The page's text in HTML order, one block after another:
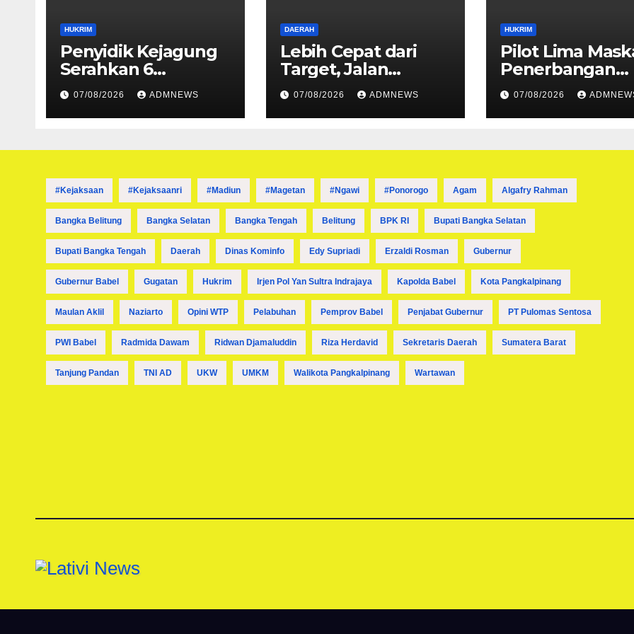
HUKRIM
Penyidik Kejagung
Serahkan 6
Tersangka dan
Barang Bukti
Perkara Korupsi
Jakarta Pusat
07/08/2026 ADMNEWS
DAERAH
Lebih Cepat dari
Target, Jalan
Veteran Sungai
Lulut Dibuka
07/08/2026 ADMNEWS
HUKRIM
Pilot Lima
Penerbangan
Diancam
Mati OPM
07/08/2026
#kejaksaan #kejaksaanri #madiun #magetan #ngawi #ponorogo Agam Algafry Rahman
Bangka Belitung Bangka Selatan Bangka Tengah Belitung BPK RI Bupati Bangka Selatan
Bupati Bangka Tengah Daerah Dinas Kominfo Edy Supriadi Erzaldi Rosman Gubernur
Gubernur Babel Gugatan Hukrim Irjen Pol Yan Sultra Indrajaya Kapolda Babel Kota Pangkalpinang
Maulan Aklil Naziarto Opini WTP Pelabuhan Pemprov Babel Penjabat Gubernur PT Pulomas Sentosa
PWI Babel Radmida Dawam Ridwan Djamaluddin Riza Herdavid Sekretaris Daerah Sumatera Barat
Tanjung Pandan TNI AD UKW UMKM Walikota Pangkalpinang Wartawan